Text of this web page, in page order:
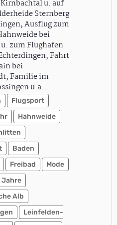
u. auf
Sternberg
Ausflug zum
bei
zum Flughafen
Fahrt
bei
Familie im
u.a.
Flugsport
Hahnweide
Baden
Freibad
Mode
Jahre
Alb
Leinfelden-